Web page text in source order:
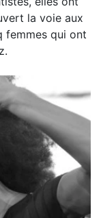
la voie aux
femmes qui ont